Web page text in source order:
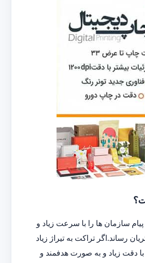
سازمان ها را با سرعت زیاد و
رساند.اگر تراکت به تیراژ زیاد
دقت زیاد و به صورت هدفمند و